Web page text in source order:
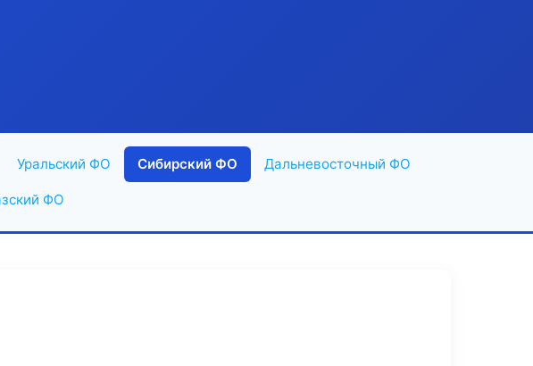
Уральский ФО Сибирский ФО Дальневосточный ФО
ФО